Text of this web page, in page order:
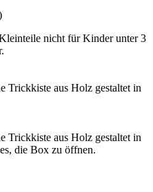
nicht für Kinder unter 3
Trickkiste aus Holz gestaltet in
Trickkiste aus Holz gestaltet in
die Box zu öffnen.